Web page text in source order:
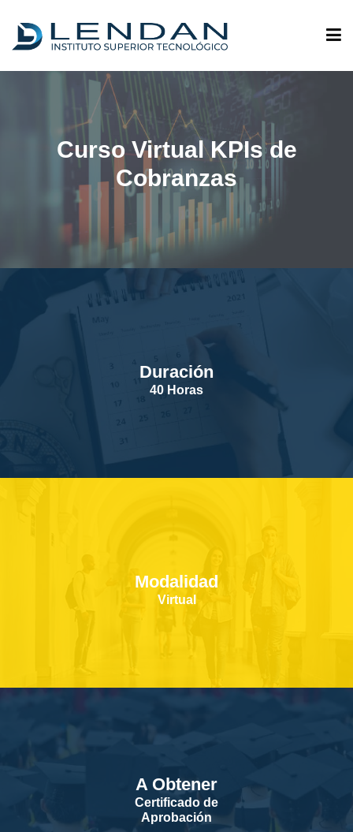
QUIÉNES SOMOS
INVESTIGACIÓN
Curso Virtual KPIs de
Cobranzas
Duración
40 Horas
Modalidad
Virtual
A Obtener
Certificado de
Aprobación